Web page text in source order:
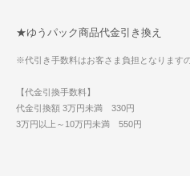
★ゆうパック商品代金引き換え
※代引き手数料はお客さま負担となります
【代金引換手数料】
代金引換額 3万円未満 330円
3万円以上～10万円未満 550円